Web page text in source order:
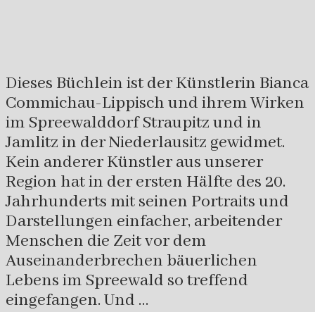
Dieses Büchlein ist der Künstlerin Bianca
Commichau-Lippisch und ihrem Wirken
im Spreewalddorf Straupitz und in
Jamlitz in der Niederlausitz gewidmet.
Kein anderer Künstler aus unserer
Region hat in der ersten Hälfte des 20.
Jahrhunderts mit seinen Portraits und
Darstellungen einfacher, arbeitender
Menschen die Zeit vor dem
Auseinanderbrechen bäuerlichen
Lebens im Spreewald so treffend
eingefangen. Und …